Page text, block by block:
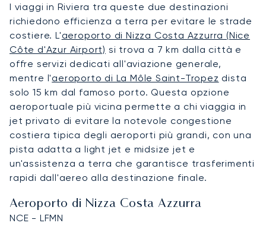
I viaggi in Riviera tra queste due destinazioni
richiedono efficienza a terra per evitare le strade
costiere. L'aeroporto di Nizza Costa Azzurra (Nice
Côte d'Azur Airport) si trova a 7 km dalla città e
offre servizi dedicati all'aviazione generale,
mentre l'aeroporto di La Môle Saint-Tropez dista
solo 15 km dal famoso porto. Questa opzione
aeroportuale più vicina permette a chi viaggia in
jet privato di evitare la notevole congestione
costiera tipica degli aeroporti più grandi, con una
pista adatta a light jet e midsize jet e
un'assistenza a terra che garantisce trasferimenti
rapidi dall'aereo alla destinazione finale.
Aeroporto di Nizza Costa Azzurra
NCE - LFMN